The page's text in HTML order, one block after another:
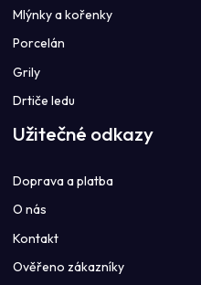
Mlýnky a kořenky
Porcelán
Grily
Drtiče ledu
Užitečné odkazy
Doprava a platba
O nás
Kontakt
Ověřeno zákazníky